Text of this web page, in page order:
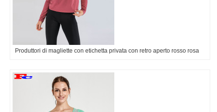
Produttori di magliette con etichetta privata con retro aperto rosso rosa